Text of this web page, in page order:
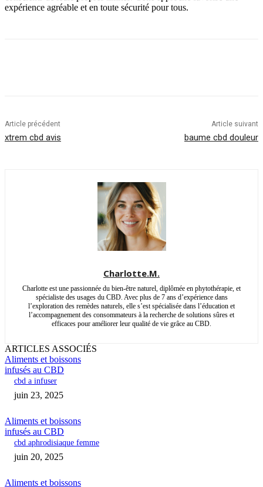
expérience agréable et en toute sécurité pour tous.
Article précédent
xtrem cbd avis
Article suivant
baume cbd douleur
Charlotte.M.
Charlotte est une passionnée du bien-être naturel, diplômée en phytothérapie, et
spécialiste des usages du CBD. Avec plus de 7 ans d’expérience dans
l’exploration des remèdes naturels, elle s’est spécialisée dans l’éducation et
l’accompagnement des consommateurs à la recherche de solutions sûres et
efficaces pour améliorer leur qualité de vie grâce au CBD.
ARTICLES ASSOCIÉS
Aliments et boissons
infusés au CBD
cbd a infuser
juin 23, 2025
Aliments et boissons
infusés au CBD
cbd aphrodisiaque femme
juin 20, 2025
Aliments et boissons